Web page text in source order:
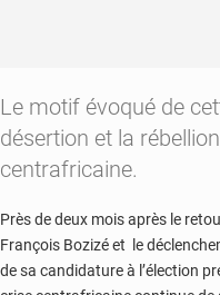
Le motif évoqué de
désertion et la
centrafricaine.
Près de deux mois après le
François Bozizé et le
de sa candidature à l’élection